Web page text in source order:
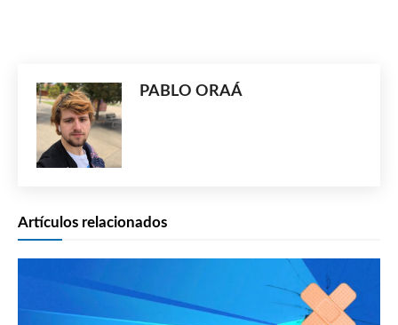
PABLO ORAÁ
Artículos relacionados